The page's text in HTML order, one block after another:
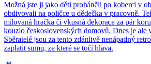
Možná jste ji jako děti proháněli po koberci v
obdivovali na poličce u dědečka v pracovně.
milovaná hračka či vkusná dekorace za pár
kouzlo československých domovů. Dnes je ale
Sběratelé jsou za tento zdánlivě nenápadný
zaplatit sumu, ze které se točí hlava.